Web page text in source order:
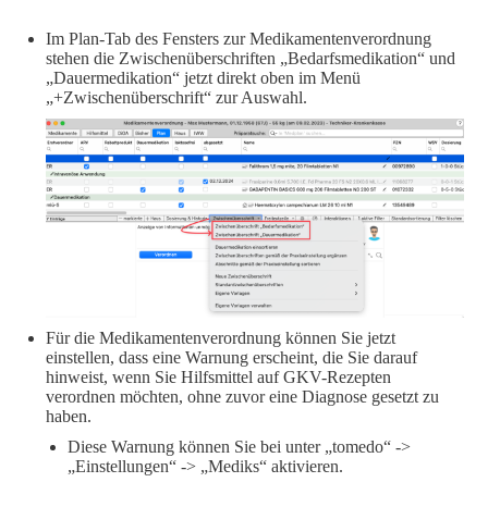
Im Plan-Tab des Fensters zur Medikamentenverordnung
stehen die Zwischenüberschriften „Bedarfsmedikation“ und
„Dauermedikation“ jetzt direkt oben im Menü
„+Zwischenüberschrift“ zur Auswahl.
Für die Medikamentenverordnung können Sie jetzt
einstellen, dass eine Warnung erscheint, die Sie darauf
hinweist, wenn Sie Hilfsmittel auf GKV-Rezepten
verordnen möchten, ohne zuvor eine Diagnose gesetzt zu
haben.
Diese Warnung können Sie bei unter „tomedo“ ->
„Einstellungen“ -> „Mediks“ aktivieren.